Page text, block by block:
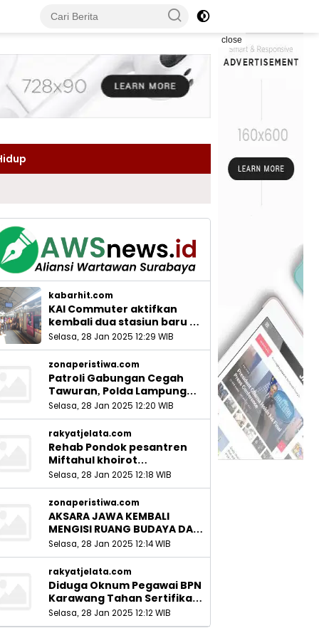
close
kabarhit.com
KAI Commuter aktifkan
kembali dua stasiun baru di
Sidoarjo_
Selasa, 28 Jan 2025 12:29 WIB
zonaperistiwa.com
Patroli Gabungan Cegah
Tawuran, Polda Lampung
Ingatkan Peran Orang Tua
Selasa, 28 Jan 2025 12:20 WIB
rakyatjelata.com
Rehab Pondok pesantren
Miftahul khoirot
Meninggalkan Hutang Ke
Material, Mantan Kadis PUPR
Harus Bertanggung Jawab
Selasa, 28 Jan 2025 12:18 WIB
zonaperistiwa.com
AKSARA JAWA KEMBALI
MENGISI RUANG BUDAYA DAN
SITUS LELUHUR NUSANTARA
Selasa, 28 Jan 2025 12:14 WIB
rakyatjelata.com
Diduga Oknum Pegawai BPN
Karawang Tahan Sertifikat
Pemohon PTSL
Selasa, 28 Jan 2025 12:12 WIB